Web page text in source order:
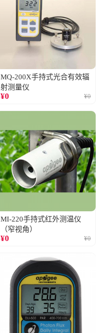
MQ-200X手持式光合有效辐
射测量仪
¥0 ¥0
MI-220手持式红外测温仪
（窄视角）
¥0 ¥0